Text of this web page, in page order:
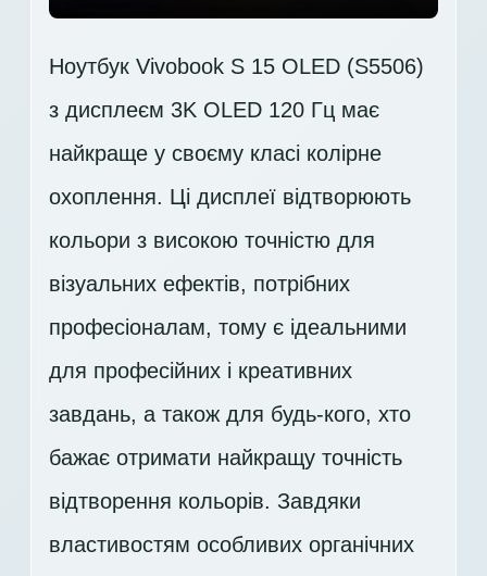
Ноутбук Vivobook S 15 OLED (S5506)
з дисплеєм 3K OLED 120 Гц має
найкраще у своєму класі колірне
охоплення. Ці дисплеї відтворюють
кольори з високою точністю для
візуальних ефектів, потрібних
професіоналам, тому є ідеальними
для професійних і креативних
завдань, а також для будь-кого, хто
бажає отримати найкращу точність
відтворення кольорів. Завдяки
властивостям особливих органічних